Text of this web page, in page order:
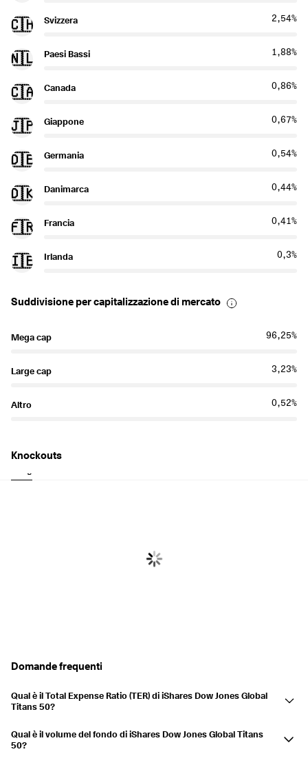
🇨🇭 Svizzera 2,54%
🇳🇱 Paesi Bassi 1,88%
🇨🇦 Canada 0,86%
🇯🇵 Giappone 0,67%
🇩🇪 Germania 0,54%
🇩🇰 Danimarca 0,44%
🇫🇷 Francia 0,41%
🇮🇪 Irlanda 0,3%
Suddivisione per capitalizzazione di mercato
Mega cap 96,25%
Large cap 3,23%
Altro 0,52%
Domande frequenti
Qual è il Total Expense Ratio (TER) di iShares Dow Jones Global
Titans 50?
pari a 0,53%. Il TER rappresenta le commissioni annuali applicate dal
Qual è il volume del fondo di iShares Dow Jones Global Titans
50?
Knockouts